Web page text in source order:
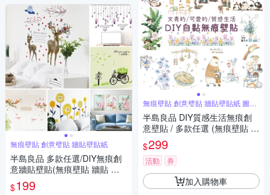
無痕壁貼 創意璧貼 牆貼壁貼紙
半島良品 多款任選/DIY無痕創
意牆貼壁貼(無痕壁貼 牆貼 壁
貼紙 創意璧貼)
$199
無痕壁貼 創意璧貼 牆貼壁貼紙 圖案
豐富
半島良品 DIY質感生活無痕創
意壁貼 / 多款任選 (無痕壁貼 牆
貼 壁貼紙 創意璧貼)
$299
活動 券
加入購物車